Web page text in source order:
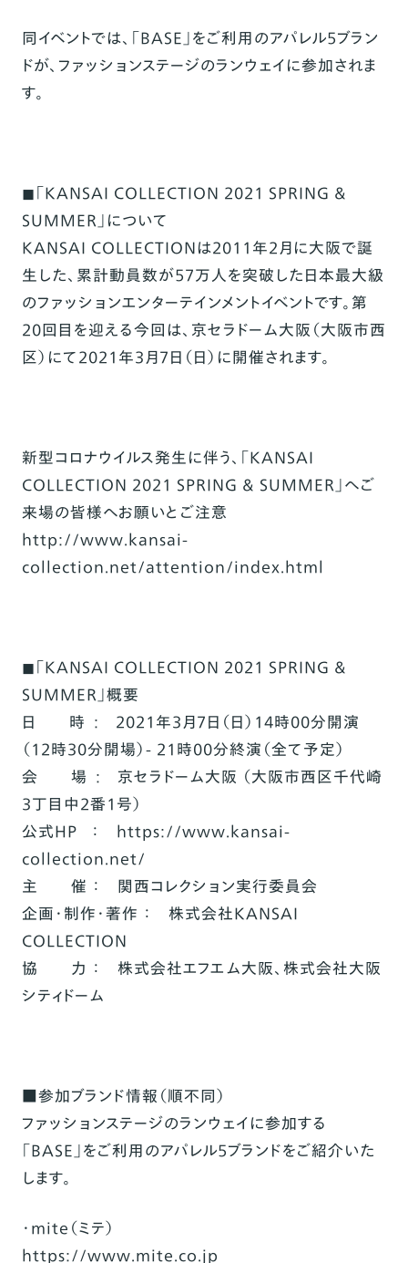
同イベントでは、「BASE」をご利用のアパレル5ブラン
ドが、ファッションステージのランウェイに参加されま
す。
◼「KANSAI COLLECTION 2021 SPRING &
SUMMER」について
KANSAI COLLECTIONは2011年2月に大阪で誕
生した、累計動員数が57万人を突破した日本最大級
のファッションエンターテインメントイベントです。第
20回目を迎える今回は、京セラドーム大阪（大阪市西
区）にて2021年3月7日（日）に開催されます。
新型コロナウイルス発生に伴う、「KANSAI
COLLECTION 2021 SPRING & SUMMER」へご
来場の皆様へお願いとご注意
http://www.kansai-
collection.net/attention/index.html
◼「KANSAI COLLECTION 2021 SPRING &
SUMMER」概要
日 時 : 2021年3月7日（日）14時00分開演
（12時30分開場）- 21時00分終演（全て予定）
会 場 : 京セラドーム大阪 （大阪市西区千代崎
3丁目中2番1号）
公式HP ： https://www.kansai-
collection.net/
主 催 ： 関西コレクション実行委員会
企画・制作・著作 ： 株式会社KANSAI
COLLECTION
協 力 ： 株式会社エフエム大阪、株式会社大阪
シティドーム
■参加ブランド情報（順不同）
ファッションステージのランウェイに参加する
「BASE」をご利用のアパレル5ブランドをご紹介いた
します。
・mite（ミテ）
https://www.mite.co.jp